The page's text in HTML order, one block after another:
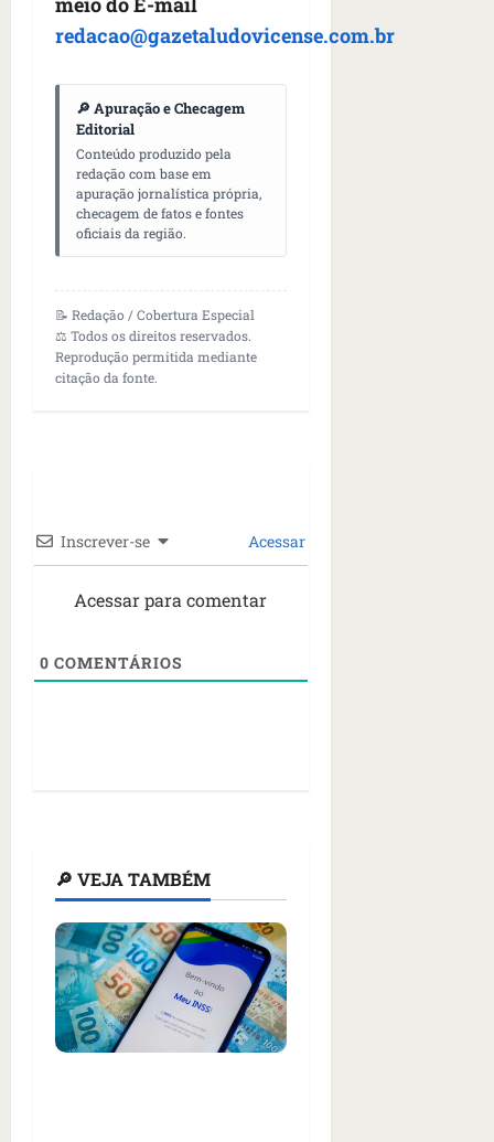
redacao@gazetaludovicense.com.br
🔎 Apuração e Checagem
Editorial
Conteúdo produzido pela
redação com base em
apuração jornalística própria,
checagem de fatos e fontes
oficiais da região.
📝 Redação / Cobertura Especial
⚖️ Todos os direitos reservados.
Reprodução permitida mediante
citação da fonte.
Inscrever-se Acessar
Acessar para comentar
0 COMENTÁRIOS
🔎 VEJA TAMBÉM